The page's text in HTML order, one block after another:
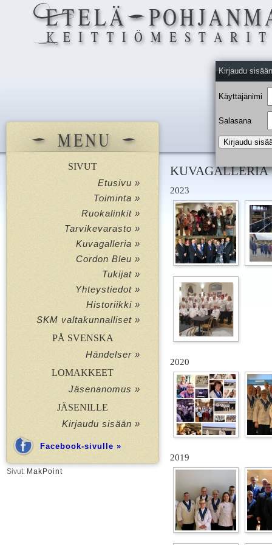
SIVUT
Etusivu »
Toiminta »
Ruokalinkit »
Tarvikevarasto »
Kuvagalleria »
Cordon Bleu »
Tukijat »
Yhteystiedot »
Historiikki »
SKM valtakunnalliset »
PÅ SVENSKA
Händelser »
LOMAKKEET
Jäsenanomus »
JÄSENILLE
Kirjaudu sisään »
Facebook-sivulle »
Sivut: MakPoint
Kirjaudu sisään
Käyttäjänimi
Salasana
KUVAGALLERIA
2023
2020
2019